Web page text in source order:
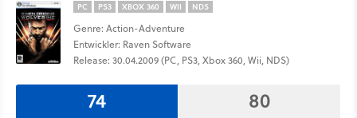
PC PS3 XBOX 360 WII NDS
Genre: Action-Adventure
Entwickler: Raven Software
Release: 30.04.2009 (PC, PS3, Xbox 360, Wii, NDS)
74 80